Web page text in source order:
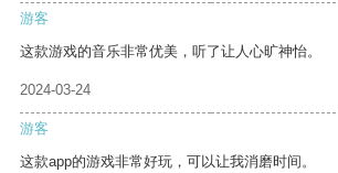
游客
这款游戏的音乐非常优美，听了让人心旷神怡。
2024-03-24
游客
这款app的游戏非常好玩，可以让我消磨时间。